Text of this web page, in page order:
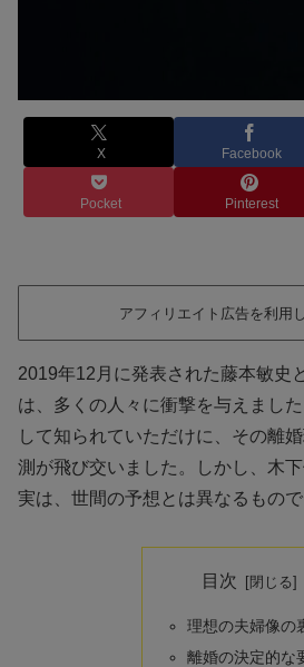
X Facebook
Pocket Pinterest
アフィリエイト広告を利用
2019年12月に発表された藤本敏史
は、多くの人々に衝撃を与えまし
して知られていただけに、その離
測が飛び交いました。しかし、木
実は、世間の予想とは異なるもので
目次
理想の夫婦像の
離婚の決定的な